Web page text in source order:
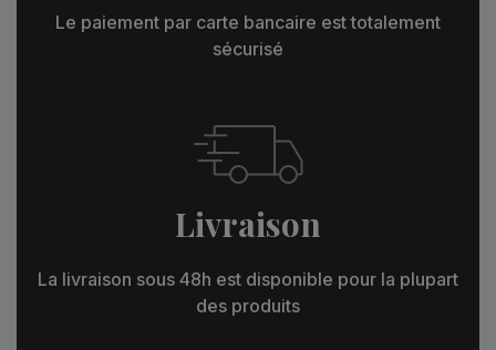
Le paiement par carte bancaire est totalement
sécurisé
Livraison
La livraison sous 48h est disponible pour la plupart
des produits